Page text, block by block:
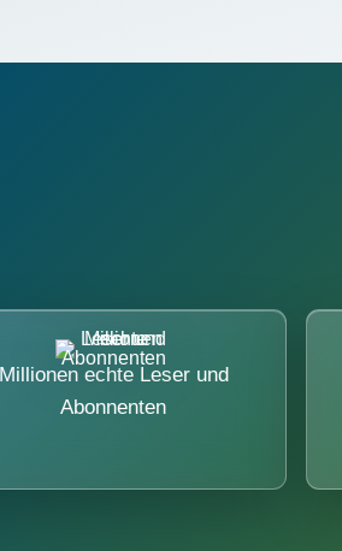
Millionen echte Leser und
Abonnenten